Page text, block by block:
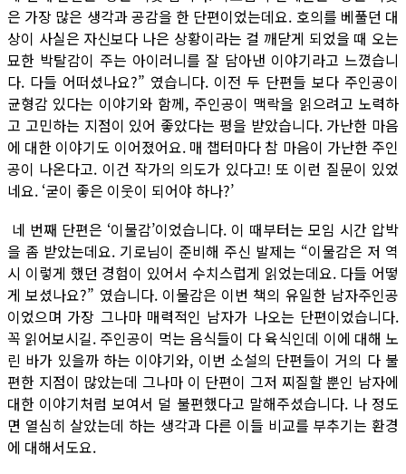
은 가장 많은 생각과 공감을 한 단편이었는데요. 호의를 베풀던 대
상이 사실은 자신보다 나은 상황이라는 걸 깨닫게 되었을 때 오는
묘한 박탈감이 주는 아이러니를 잘 담아낸 이야기라고 느꼈습니
다. 다들 어떠셨나요?” 였습니다. 이전 두 단편들 보다 주인공이
균형감 있다는 이야기와 함께, 주인공이 맥락을 읽으려고 노력하
고 고민하는 지점이 있어 좋았다는 평을 받았습니다. 가난한 마음
에 대한 이야기도 이어졌어요. 매 챕터마다 참 마음이 가난한 주인
공이 나온다고. 이건 작가의 의도가 있다고! 또 이런 질문이 있었
네요. ‘굳이 좋은 이웃이 되어야 하나?’
네 번째 단편은 ‘이물감’이었습니다. 이 때부터는 모임 시간 압박
을 좀 받았는데요. 기로님이 준비해 주신 발제는 “이물감은 저 역
시 이렇게 했던 경험이 있어서 수치스럽게 읽었는데요. 다들 어떻
게 보셨나요?” 였습니다. 이물감은 이번 책의 유일한 남자주인공
이었으며 가장 그나마 매력적인 남자가 나오는 단편이었습니다.
꼭 읽어보시길. 주인공이 먹는 음식들이 다 육식인데 이에 대해 노
린 바가 있을까 하는 이야기와, 이번 소설의 단편들이 거의 다 불
편한 지점이 많았는데 그나마 이 단편이 그저 찌질할 뿐인 남자에
대한 이야기처럼 보여서 덜 불편했다고 말해주셨습니다. 나 정도
면 열심히 살았는데 하는 생각과 다른 이들 비교를 부추기는 환경
에 대해서도요.